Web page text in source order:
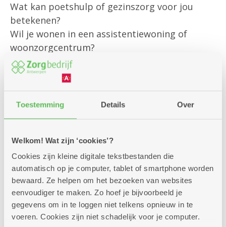
Toestemming Details Over
Welkom! Wat zijn ‘cookies’?
Cookies zijn kleine digitale tekstbestanden die
automatisch op je computer, tablet of smartphone worden
bewaard. Ze helpen om het bezoeken van websites
eenvoudiger te maken. Zo hoef je bijvoorbeeld je
gegevens om in te loggen niet telkens opnieuw in te
voeren. Cookies zijn niet schadelijk voor je computer.
Wat kan poetshulp of gezinszorg voor jou
betekenen?
Wil je wonen in een assistentiewoning of
woonzorgcentrum?
Of heb je een andere vraag?
Onze klantenbegeleider is er om jou
persoonlijk te helpen met al jouw vragen rond
bestaande diensten
mogelijkheden die we aanbieden.
Kom gerust langs – we helpen je graag verder!